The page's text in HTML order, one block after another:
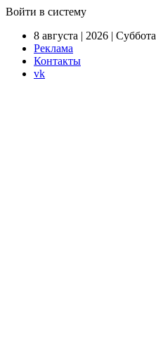
Войти в систему
8 августа | 2026 | Суббота
Реклама
Контакты
vk